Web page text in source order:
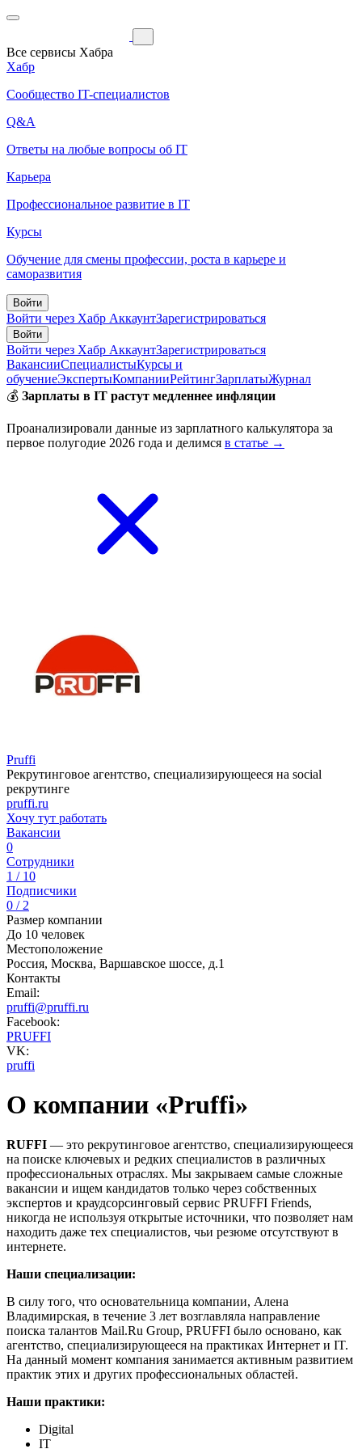
Все сервисы Хабра
Хабр
Сообщество IT-специалистов
Q&A
Ответы на любые вопросы об IT
Карьера
Профессиональное развитие в IT
Курсы
Обучение для смены профессии, роста в карьере и
саморазвития
Войти
Войти через Хабр АккаунтЗарегистрироваться
Войти
Войти через Хабр АккаунтЗарегистрироваться
ВакансииСпециалистыКурсы и
обучениеЭкспертыКомпанииРейтингЗарплатыЖурнал
💰 Зарплаты в IT растут медленнее инфляции
Проанализировали данные из зарплатного калькулятора за
первое полугодие 2026 года и делимся в статье →
Pruffi
Рекрутинговое агентство, специализирующееся на social
рекрутинге
pruffi.ru
Хочу тут работать
Вакансии
0
Сотрудники
1 / 10
Подписчики
0 / 2
Размер компании
До 10 человек
Местоположение
Россия, Москва, Варшавское шоссе, д.1
Контакты
Email:
pruffi@pruffi.ru
Facebook:
PRUFFI
VK:
pruffi
О компании «Pruffi»
RUFFI — это рекрутинговое агентство, специализирующееся
на поиске ключевых и редких специалистов в различных
профессиональных отраслях. Мы закрываем самые сложные
вакансии и ищем кандидатов только через собственных
экспертов и краудсорсинговый сервис PRUFFI Friends,
никогда не используя открытые источники, что позволяет нам
находить даже тех специалистов, чьи резюме отсутствуют в
интернете.
Наши специализации:
В силу того, что основательница компании, Алена
Владимирская, в течение 3 лет возглавляла направление
поиска талантов Mail.Ru Group, PRUFFI было основано, как
агентство, специализирующееся на практиках Интернет и IT.
На данный момент компания занимается активным развитием
практик этих и других профессиональных областей.
Наши практики:
Digital
IT